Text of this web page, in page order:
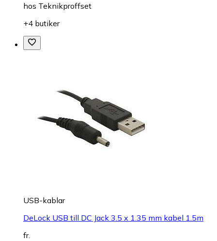
hos Teknikproffset
+4 butiker
USB-kablar
DeLock USB till DC Jack 3.5 x 1.35 mm kabel 1.5m
fr.